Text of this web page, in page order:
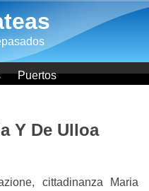
Puertos
Y De Ulloa
cittadinanza Maria